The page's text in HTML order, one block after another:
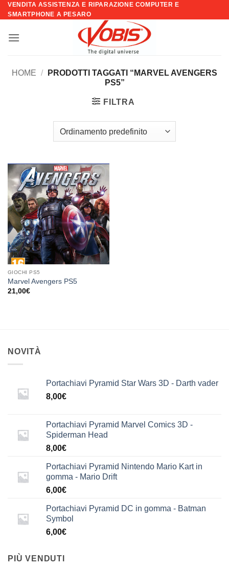
Salta
ai
VENDITA ASSISTENZA E RIPARAZIONE COMPUTER E
SMARTPHONE A PESARO
HOME /
PRODOTTI TAGGATI “MARVEL AVENGERS
PS5”
FILTRA
Aggiungi
alla lista
dei
desideri
GIOCHI PS5
Marvel Avengers PS5
21,00€
NOVITÀ
Portachiavi Pyramid Star Wars 3D - Darth vader
8,00€
Portachiavi Pyramid Marvel Comics 3D -
Spiderman Head
8,00€
Portachiavi Pyramid Nintendo Mario Kart in
gomma - Mario Drift
6,00€
Portachiavi Pyramid DC in gomma - Batman
Symbol
6,00€
PIÙ VENDUTI